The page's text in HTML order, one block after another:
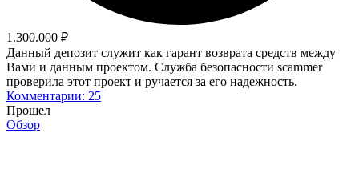
1.300.000 ₽
Данный депозит служит как гарант возврата средств между
Вами и данным проектом. Служба безопасности scammer
проверила этот проект и ручается за его надежность.
Комментарии: 25
Прошел
Обзор